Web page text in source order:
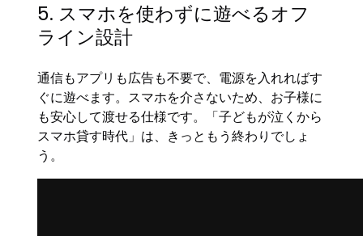
5. スマホを使わずに遊べるオフ
ライン設計
通信もアプリも広告も不要で、電源を入れればす
ぐに遊べます。スマホを介さないため、お子様に
も安心して渡せる仕様です。「子どもが泣くから
スマホ貸す時代」は、きっともう終わりでしょ
う。